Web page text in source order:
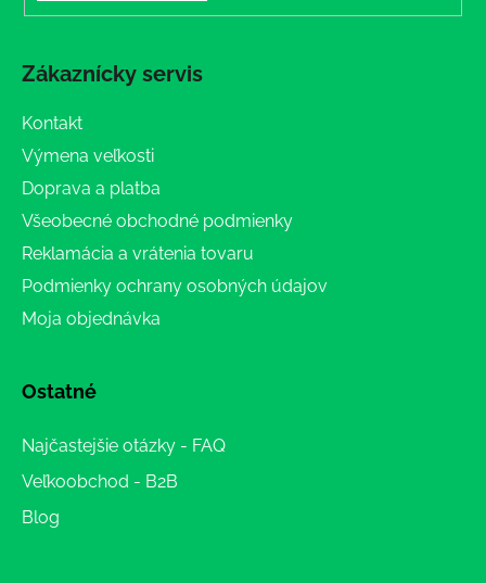
Zákaznícky servis
Kontakt
Výmena veľkosti
Doprava a platba
Všeobecné obchodné podmienky
Reklamácia a vrátenia tovaru
Podmienky ochrany osobných údajov
Moja objednávka
Ostatné
Najčastejšie otázky - FAQ
Veľkoobchod - B2B
Blog